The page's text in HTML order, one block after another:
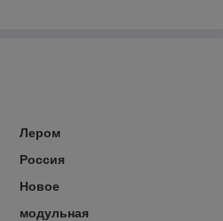
Лером
Россия
Новое
модульная